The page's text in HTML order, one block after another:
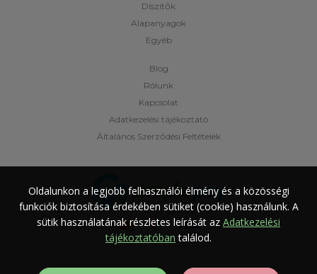
Oldalunkon a legjobb felhasználói élmény és a közösségi
funkciók biztosítása érdekében sütiket (cookie) használunk. A
sütik használatának részletes leírását az Adatkezelési
tájékoztatóban találod.
Díszítők
Alapanyagok
Egyéb
Blog
Rólunk
Kapcsolat
Adatkezelési tájékoztató
Általános Szerződési Feltételek